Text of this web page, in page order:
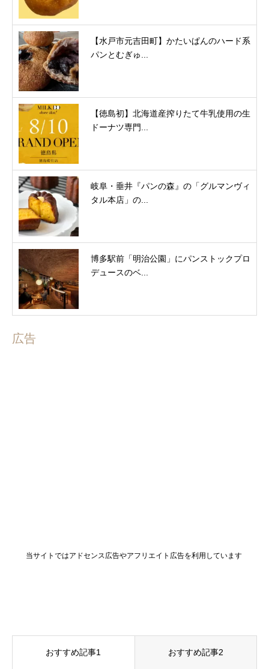
【水戸市元吉田町】かたいぱんのハード系
パンとむぎゅ...
【徳島初】北海道産搾りたて牛乳使用の生
ドーナツ専門...
岐阜・垂井『パンの森』の「グルマンヴィ
タル本店」の...
博多駅前「明治公園」にパンストックプロ
デュースのベ...
広告
当サイトではアドセンス広告やアフリエイト広告を利用しています
おすすめ記事1 おすすめ記事2